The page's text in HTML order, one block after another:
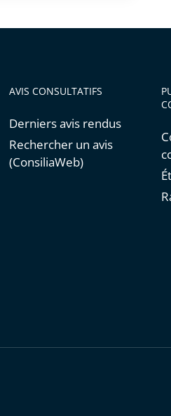
AVIS CONSULTATIFS
Derniers avis rendus
Rechercher un avis
(ConsiliaWeb)